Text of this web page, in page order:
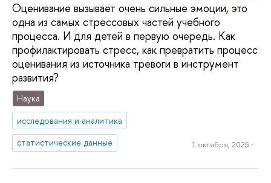
Оценивание вызывает очень сильные эмоции, это
одна из самых стрессовых частей учебного
процесса. И для детей в первую очередь. Как
профилактировать стресс, как превратить процесс
оценивания из источника тревоги в инструмент
развития?
Наука
исследования и аналитика
статистические данные
1 октября, 2025 г.